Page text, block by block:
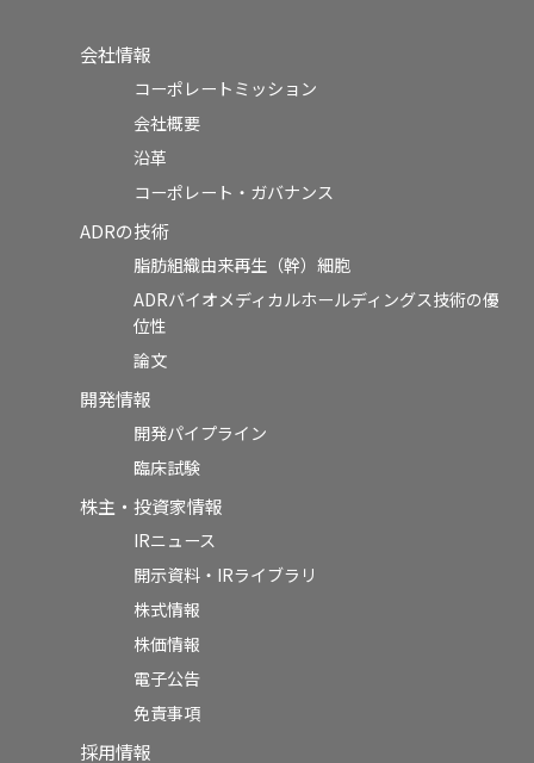
会社情報
コーポレートミッション
会社概要
沿革
コーポレート・ガバナンス
ADRの技術
脂肪組織由来再生（幹）細胞
ADRバイオメディカルホールディングス技術の優
位性
論文
開発情報
開発パイプライン
臨床試験
株主・投資家情報
IRニュース
開示資料・IRライブラリ
株式情報
株価情報
電子公告
免責事項
採用情報